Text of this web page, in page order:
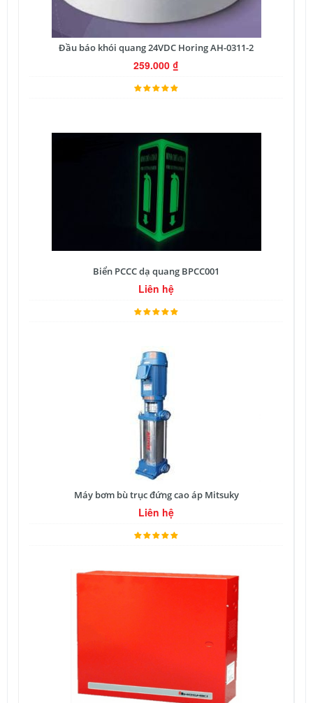
Đầu báo khói quang 24VDC Horing AH-0311-2
259.000 ₫
Biển PCCC dạ quang BPCC001
Liên hệ
Máy bơm bù trục đứng cao áp Mitsuky
Liên hệ